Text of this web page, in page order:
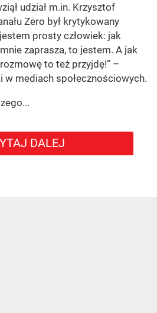
udział m.in. Krzysztof
Zero był krytykowany
prosty człowiek: jak
zaprasza, to jestem. A jak
to też przyjdę!” –
w mediach społecznościowych.
DALEJ